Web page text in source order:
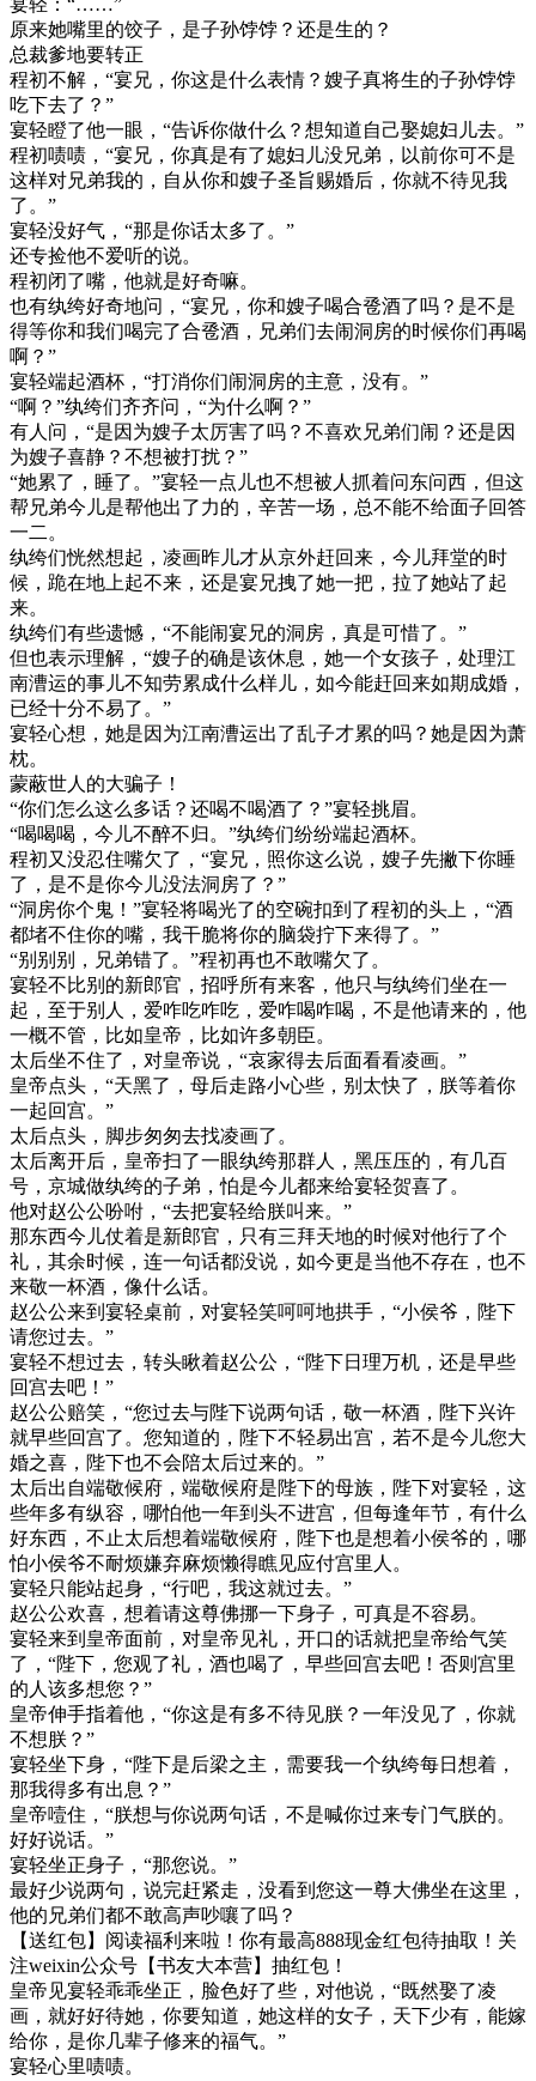
宴轻：“……”
原来她嘴里的饺子，是子孙饽饽？还是生的？
总裁爹地要转正
程初不解，“宴兄，你这是什么表情？嫂子真将生的子孙饽饽
吃下去了？”
宴轻瞪了他一眼，“告诉你做什么？想知道自己娶媳妇儿去。”
程初啧啧，“宴兄，你真是有了媳妇儿没兄弟，以前你可不是
这样对兄弟我的，自从你和嫂子圣旨赐婚后，你就不待见我
了。”
宴轻没好气，“那是你话太多了。”
还专捡他不爱听的说。
程初闭了嘴，他就是好奇嘛。
也有纨绔好奇地问，“宴兄，你和嫂子喝合卺酒了吗？是不是
得等你和我们喝完了合卺酒，兄弟们去闹洞房的时候你们再喝
啊？”
宴轻端起酒杯，“打消你们闹洞房的主意，没有。”
“啊？”纨绔们齐齐问，“为什么啊？”
有人问，“是因为嫂子太厉害了吗？不喜欢兄弟们闹？还是因
为嫂子喜静？不想被打扰？”
“她累了，睡了。”宴轻一点儿也不想被人抓着问东问西，但这
帮兄弟今儿是帮他出了力的，辛苦一场，总不能不给面子回答
一二。
纨绔们恍然想起，凌画昨儿才从京外赶回来，今儿拜堂的时
候，跪在地上起不来，还是宴兄拽了她一把，拉了她站了起
来。
纨绔们有些遗憾，“不能闹宴兄的洞房，真是可惜了。”
但也表示理解，“嫂子的确是该休息，她一个女孩子，处理江
南漕运的事儿不知劳累成什么样儿，如今能赶回来如期成婚，
已经十分不易了。”
宴轻心想，她是因为江南漕运出了乱子才累的吗？她是因为萧
枕。
蒙蔽世人的大骗子！
“你们怎么这么多话？还喝不喝酒了？”宴轻挑眉。
“喝喝喝，今儿不醉不归。”纨绔们纷纷端起酒杯。
程初又没忍住嘴欠了，“宴兄，照你这么说，嫂子先撇下你睡
了，是不是你今儿没法洞房了？”
“洞房你个鬼！”宴轻将喝光了的空碗扣到了程初的头上，“酒
都堵不住你的嘴，我干脆将你的脑袋拧下来得了。”
“别别别，兄弟错了。”程初再也不敢嘴欠了。
宴轻不比别的新郎官，招呼所有来客，他只与纨绔们坐在一
起，至于别人，爱咋吃咋吃，爱咋喝咋喝，不是他请来的，他
一概不管，比如皇帝，比如许多朝臣。
太后坐不住了，对皇帝说，“哀家得去后面看看凌画。”
皇帝点头，“天黑了，母后走路小心些，别太快了，朕等着你
一起回宫。”
太后点头，脚步匆匆去找凌画了。
太后离开后，皇帝扫了一眼纨绔那群人，黑压压的，有几百
号，京城做纨绔的子弟，怕是今儿都来给宴轻贺喜了。
他对赵公公吩咐，“去把宴轻给朕叫来。”
那东西今儿仗着是新郎官，只有三拜天地的时候对他行了个
礼，其余时候，连一句话都没说，如今更是当他不存在，也不
来敬一杯酒，像什么话。
赵公公来到宴轻桌前，对宴轻笑呵呵地拱手，“小侯爷，陛下
请您过去。”
宴轻不想过去，转头瞅着赵公公，“陛下日理万机，还是早些
回宫去吧！”
赵公公赔笑，“您过去与陛下说两句话，敬一杯酒，陛下兴许
就早些回宫了。您知道的，陛下不轻易出宫，若不是今儿您大
婚之喜，陛下也不会陪太后过来的。”
太后出自端敬候府，端敬候府是陛下的母族，陛下对宴轻，这
些年多有纵容，哪怕他一年到头不进宫，但每逢年节，有什么
好东西，不止太后想着端敬候府，陛下也是想着小侯爷的，哪
怕小侯爷不耐烦嫌弃麻烦懒得瞧见应付宫里人。
宴轻只能站起身，“行吧，我这就过去。”
赵公公欢喜，想着请这尊佛挪一下身子，可真是不容易。
宴轻来到皇帝面前，对皇帝见礼，开口的话就把皇帝给气笑
了，“陛下，您观了礼，酒也喝了，早些回宫去吧！否则宫里
的人该多想您？”
皇帝伸手指着他，“你这是有多不待见朕？一年没见了，你就
不想朕？”
宴轻坐下身，“陛下是后梁之主，需要我一个纨绔每日想着，
那我得多有出息？”
皇帝噎住，“朕想与你说两句话，不是喊你过来专门气朕的。
好好说话。”
宴轻坐正身子，“那您说。”
最好少说两句，说完赶紧走，没看到您这一尊大佛坐在这里，
他的兄弟们都不敢高声吵嚷了吗？
【送红包】阅读福利来啦！你有最高888现金红包待抽取！关
注weixin公众号【书友大本营】抽红包！
皇帝见宴轻乖乖坐正，脸色好了些，对他说，“既然娶了凌
画，就好好待她，你要知道，她这样的女子，天下少有，能嫁
给你，是你几辈子修来的福气。”
宴轻心里啧啧。